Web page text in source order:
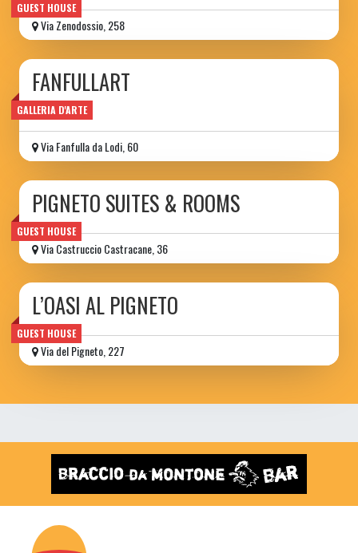
GUEST HOUSE
Via Zenodossio, 258
GALLERIA D'ARTE
FANFULLART
guest house
Via Fanfulla da Lodi, 60
GUEST HOUSE
PIGNETO SUITES & ROOMS
Via Castruccio Castracane, 36
GUEST HOUSE
L’OASI AL PIGNETO
Via del Pigneto, 227